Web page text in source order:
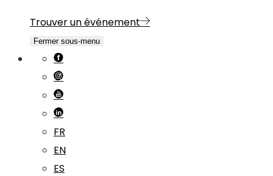
Trouver un événement
Fermer sous-menu
FR
EN
ES